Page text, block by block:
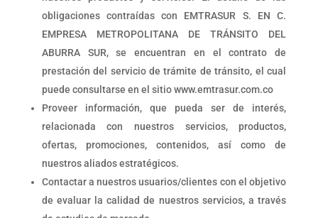
obligaciones contraídas con EMTRASUR S. EN C.
EMPRESA METROPOLITANA DE TRÁNSITO DEL
ABURRA SUR, se encuentran en el contrato de
prestación del servicio de trámite de tránsito, el cual
puede consultarse en el sitio www.emtrasur.com.co
Proveer información, que pueda ser de interés,
relacionada con nuestros servicios, productos,
ofertas, promociones, contenidos, así como de
nuestros aliados estratégicos.
Contactar a nuestros usuarios/clientes con el objetivo
de evaluar la calidad de nuestros servicios, a través